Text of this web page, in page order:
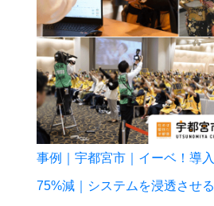
事例｜宇都宮市｜イーベ！導
75%減｜システムを浸透させ